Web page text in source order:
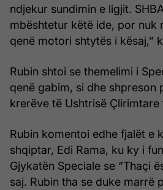
ndjekur sundimin e ligjit.
mbështetur këtë ide, por nuk
qenë motori shtytës i kësaj,”
Rubin shtoi se themelimi i
qenë gabim, si dhe shpreson
krerëve të Ushtrisë Çlirimtare
Rubin komentoi edhe fjalët e
shqiptar, Edi Rama, ku ky i
Gjykatën Speciale se “Thaçi
saj. Rubin tha se duke marrë